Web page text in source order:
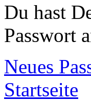
Du hast
Passwort
Neues
Startseite